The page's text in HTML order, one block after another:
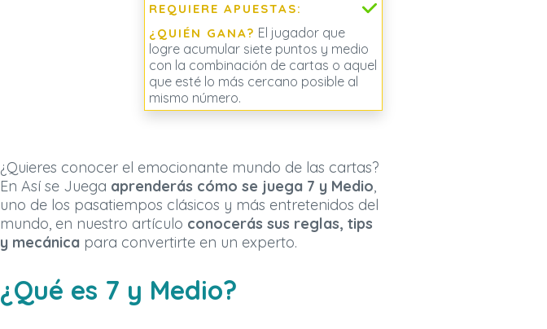
REQUIERE APUESTAS:
¿QUIÉN GANA? El jugador que
logre acumular siete puntos y medio
con la combinación de cartas o aquel
que esté lo más cercano posible al
mismo número.
¿Quieres conocer el emocionante mundo de las cartas?
En Así se Juega aprenderás cómo se juega 7 y Medio,
uno de los pasatiempos clásicos y más entretenidos del
mundo, en nuestro artículo conocerás sus reglas, tips
y mecánica para convertirte en un experto.
¿Qué es 7 y Medio?